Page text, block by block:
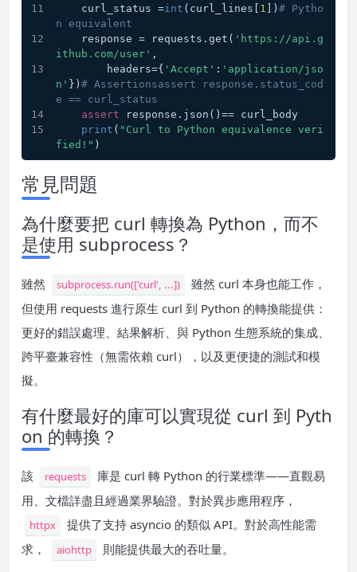
    curl_status =
int (curl_lines[ 1 ]) # Pytho
n equivalent
    response = requests.get(
'https://api.g
ithub.com/user' ,
        headers={
'Accept' : 'application/jso
n' }) # Assertionsassert response.status_cod
e == curl_status
assert response.json()== curl_body
print ( "Curl to Python equivalence veri
fied!" )
常見問題
為什麼要把 curl 轉換為 Python，而不
是使用 subprocess？
雖然 subprocess.run(['curl', ...])
雖然 curl 本身也能工作，
但使用 requests 進行原生 curl 到 Python 的轉換能提供：
更好的錯誤處理、結果解析、與 Python 生態系統的集成、
跨平臺兼容性（無需依賴 curl），以及更便捷的測試和模
擬。
有什麼最好的庫可以實現從 curl 到 Pyth
on 的轉換？
該 requests
庫是 curl 轉 Python 的行業標準——直觀易
用、文檔詳盡且經過業界驗證。對於異步應用程序，
httpx
提供了支持 asyncio 的類似 API。對於高性能需
求，
aiohttp 則能提供最大的吞吐量。